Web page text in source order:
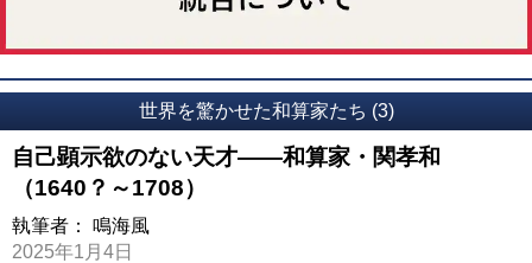
世界を驚かせた和算家たち (3)
自己顕示欲のない天才――和算家・関孝和
（1640？～1708）
執筆者： 鳴海風
2025年1月4日